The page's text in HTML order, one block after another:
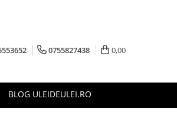
0755827438 0,00
BLOG ULEIDEULEI.RO